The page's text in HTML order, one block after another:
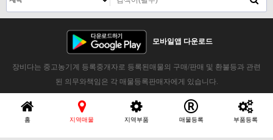
모바일앱 다운로드
장비다는 중고농기계 등록중개자로 등록된매물의 구매/판매 및 환불등과 관련
된 의무와책임은 각 매물등록판매자에게 있습니다.
홈 지역매물 지역부품 매물등록 부품등록